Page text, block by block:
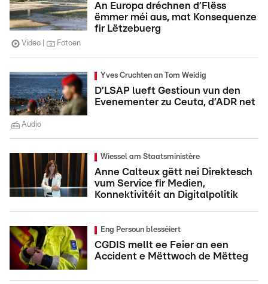
An Europa dréchnen d’Flëss
ëmmer méi aus, mat Konsequenze
fir Lëtzebuerg
Video Fotoen
Yves Cruchten an Tom Weidig
D’LSAP lueft Gestioun vun den
Evenementer zu Ceuta, d’ADR net
Audio
Wiessel am Staatsministère
Anne Calteux gëtt nei Direktesch
vum Service fir Medien,
Konnektivitéit an Digitalpolitik
Eng Persoun blesséiert
CGDIS mellt ee Feier an een
Accident e Mëttwoch de Mëtteg